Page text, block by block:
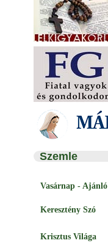
Szemle
Vasárnap - Ajánló
Keresztény Szó
Krisztus Világa